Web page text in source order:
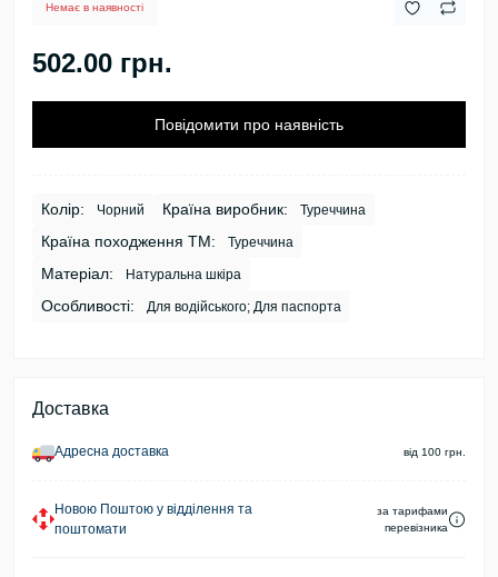
Немає в наявності
502.00 грн.
Повідомити про наявність
Колір: Чорний Країна виробник: Туреччина
Країна походження ТМ: Туреччина
Матеріал: Натуральна шкіра
Особливості: Для водійського; Для паспорта
Доставка
Адресна доставка від 100 грн.
Новою Поштою у відділення та
поштомати
за тарифами
перевізника